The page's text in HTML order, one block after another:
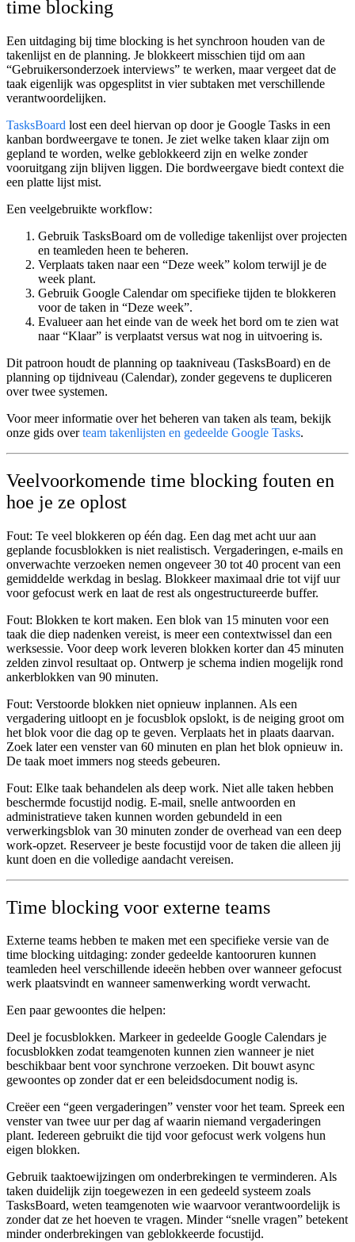
time blocking
Een uitdaging bij time blocking is het synchroon houden van de
takenlijst en de planning. Je blokkeert misschien tijd om aan
“Gebruikersonderzoek interviews” te werken, maar vergeet dat de
taak eigenlijk was opgesplitst in vier subtaken met verschillende
verantwoordelijken.
TasksBoard lost een deel hiervan op door je Google Tasks in een
kanban bordweergave te tonen. Je ziet welke taken klaar zijn om
gepland te worden, welke geblokkeerd zijn en welke zonder
vooruitgang zijn blijven liggen. Die bordweergave biedt context die
een platte lijst mist.
Een veelgebruikte workflow:
Gebruik TasksBoard om de volledige takenlijst over projecten
en teamleden heen te beheren.
Verplaats taken naar een “Deze week” kolom terwijl je de
week plant.
Gebruik Google Calendar om specifieke tijden te blokkeren
voor de taken in “Deze week”.
Evalueer aan het einde van de week het bord om te zien wat
naar “Klaar” is verplaatst versus wat nog in uitvoering is.
Dit patroon houdt de planning op taakniveau (TasksBoard) en de
planning op tijdniveau (Calendar), zonder gegevens te dupliceren
over twee systemen.
Voor meer informatie over het beheren van taken als team, bekijk
onze gids overteam takenlijsten en gedeelde Google Tasks.
Veelvoorkomende time blocking fouten en
hoe je ze oplost
Fout: Te veel blokkeren op één dag. Een dag met acht uur aan
geplande focusblokken is niet realistisch. Vergaderingen, e-mails en
onverwachte verzoeken nemen ongeveer 30 tot 40 procent van een
gemiddelde werkdag in beslag. Blokkeer maximaal drie tot vijf uur
voor gefocust werk en laat de rest als ongestructureerde buffer.
Fout: Blokken te kort maken. Een blok van 15 minuten voor een
taak die diep nadenken vereist, is meer een contextwissel dan een
werksessie. Voor deep work leveren blokken korter dan 45 minuten
zelden zinvol resultaat op. Ontwerp je schema indien mogelijk rond
ankerblokken van 90 minuten.
Fout: Verstoorde blokken niet opnieuw inplannen. Als een
vergadering uitloopt en je focusblok opslokt, is de neiging groot om
het blok voor die dag op te geven. Verplaats het in plaats daarvan.
Zoek later een venster van 60 minuten en plan het blok opnieuw in.
De taak moet immers nog steeds gebeuren.
Fout: Elke taak behandelen als deep work. Niet alle taken hebben
beschermde focustijd nodig. E-mail, snelle antwoorden en
administratieve taken kunnen worden gebundeld in een
verwerkingsblok van 30 minuten zonder de overhead van een deep
work-opzet. Reserveer je beste focustijd voor de taken die alleen jij
kunt doen en die volledige aandacht vereisen.
Time blocking voor externe teams
Externe teams hebben te maken met een specifieke versie van de
time blocking uitdaging: zonder gedeelde kantooruren kunnen
teamleden heel verschillende ideeën hebben over wanneer gefocust
werk plaatsvindt en wanneer samenwerking wordt verwacht.
Een paar gewoontes die helpen:
Deel je focusblokken. Markeer in gedeelde Google Calendars je
focusblokken zodat teamgenoten kunnen zien wanneer je niet
beschikbaar bent voor synchrone verzoeken. Dit bouwt async
gewoontes op zonder dat er een beleidsdocument nodig is.
Creëer een “geen vergaderingen” venster voor het team. Spreek een
venster van twee uur per dag af waarin niemand vergaderingen
plant. Iedereen gebruikt die tijd voor gefocust werk volgens hun
eigen blokken.
Gebruik taaktoewijzingen om onderbrekingen te verminderen. Als
taken duidelijk zijn toegewezen in een gedeeld systeem zoals
TasksBoard, weten teamgenoten wie waarvoor verantwoordelijk is
zonder dat ze het hoeven te vragen. Minder “snelle vragen” betekent
minder onderbrekingen van geblokkeerde focustijd.